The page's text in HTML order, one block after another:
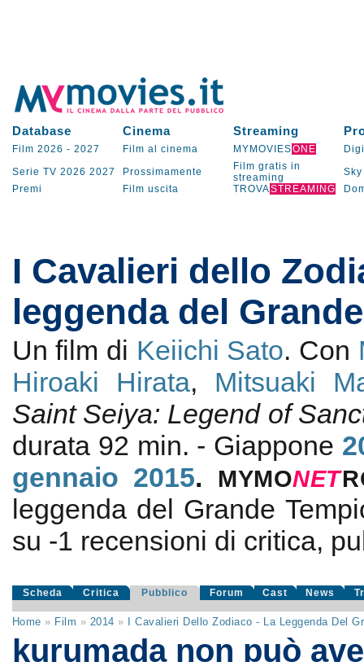
Database Cinema Streaming
Film 2026 - 2027 Film al cinema MYMOVIESONE
Serie TV 2026 2027 Prossimamente
Film gratis in
streaming
Sky
Premi
Film uscita TROVASTREAMING
I Cavalieri dello
leggenda del
Un film di Keiichi Sato. Con
Hiroaki Hirata, Mitsuaki
Saint Seiya: Legend of
durata 92 min. - Giappone
gennaio 2015. MYMONET
leggenda del Grande
su -1 recensioni di critica,
Scheda Critica Pubblico Forum Cast News
Home » Film » 2014 » I Cavalieri Dello Zodiaco - La Leggenda Del
kurumada non può